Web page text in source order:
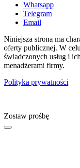
Whatsapp
Telegram
Email
Niniejsza strona ma
oferty publicznej. W
świadczonych usług i
menadżerami firmy.
Polityka prywatności
Zostaw prośbę